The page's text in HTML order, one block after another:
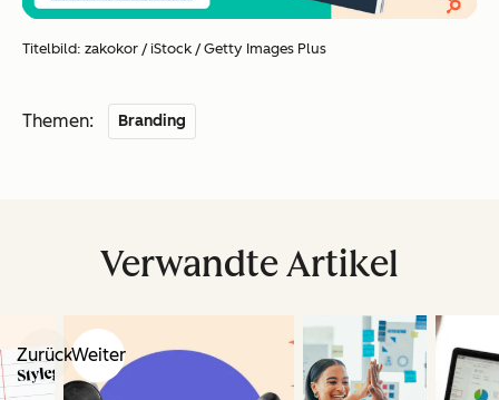
Titelbild: zakokor / iStock / Getty Images Plus
Themen: Branding
Verwandte Artikel
ZurückWeiter